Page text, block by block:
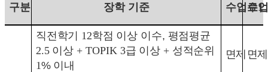
구분 장학 기준 수업료1
수
직전학기 12학점 이상 이수, 평점평균
2.5 이상 + TOPIK 3급 이상 + 성적순위
1% 이내
면제 면제